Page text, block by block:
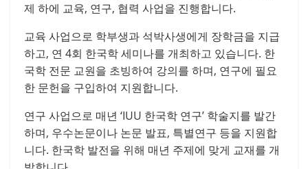
제 하에 교육, 연구, 협력 사업을 진행합니다.
교육 사업으로 학부생과 석박사생에게 장학금을 지급
하고, 연 4회 한국학 세미나를 개최하고 있습니다. 한
국학 전문 교원을 초빙하여 강의를 하며, 연구에 필요
한 문헌을 구입하여 지원합니다.
연구 사업으로 매년 ‘IUU 한국학 연구’ 학술지를 발간
하며, 우수논문이나 논문 발표, 특별연구 등을 지원합
니다. 한국학 발전을 위해 매년 주제에 맞게 교재를 개